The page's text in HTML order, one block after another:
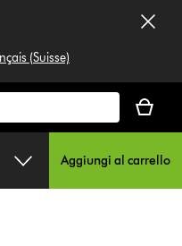
(Suisse)
carrello
è
Aggiungi al carrello